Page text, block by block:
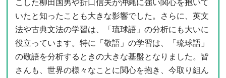
こした柳田国男や折口信夫が沖縄に強い関心を抱いて
いたと知ったことも大きな影響でした。さらに、英文
法や古典文法の学習は、「琉球語」の分析にも大いに
役立っています。特に「敬語」の学習は、「琉球語」
の敬語を分析するときの大きな基盤となりました。皆
さんも、世界の様々なことに関心を抱き、今取り組ん